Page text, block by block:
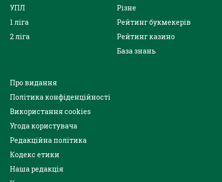
УПЛ
1 ліга
2 ліга
Різне
Рейтинг букмекерів
Рейтинг казино
База знань
Про видання
Політика конфіденційності
Використання cookies
Угода користувача
Редакційна політика
Кодекс етики
Наша редакція